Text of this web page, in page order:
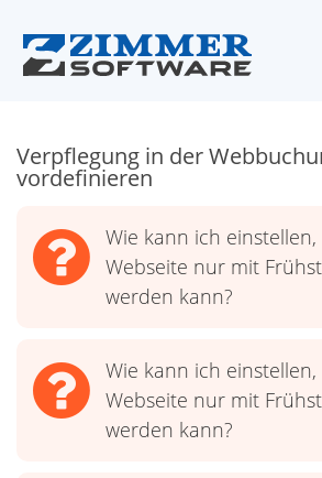
Verpflegung in der
vordefinieren
Wie kann ich
Webseite nur mit
werden kann?
Wie kann ich
Webseite nur mit
werden kann?